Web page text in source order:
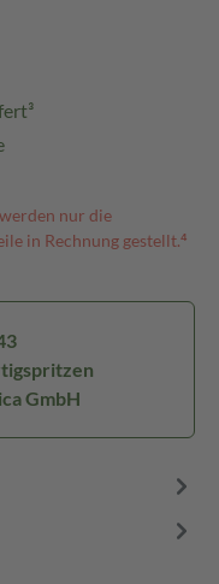
nur die
in Rechnung gestellt.⁴
GmbH